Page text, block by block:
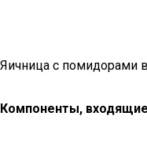
Яичница с помидорами
Компоненты,